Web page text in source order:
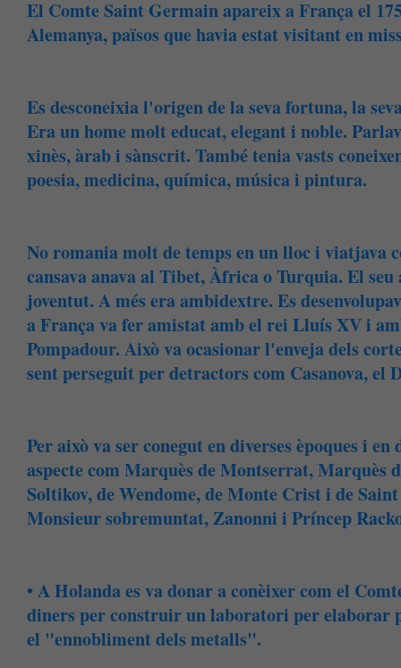
El Comte Saint Germain apareix a França el
Alemanya, països que havia estat visitant en
Es desconeixia l'origen de la seva fortuna, la
Era un home molt educat, elegant i noble.
xinès, àrab i sànscrit. També tenia vasts
poesia, medicina, química, música i pintura.
No romania molt de temps en un lloc i viatjava
cansava anava al Tibet, Àfrica o Turquia. El
joventut. A més era ambidextre. Es
a França va fer amistat amb el rei Lluís XV i
Pompadour. Això va ocasionar l'enveja dels
sent perseguit per detractors com Casanova, el
Per això va ser conegut en diverses èpoques i
aspecte com Marquès de Montserrat, Marquès
Soltikov, de Wendome, de Monte Crist i de
Monsieur sobremuntat, Zanonni i Príncep
• A Holanda es va donar a conèixer com el
diners per construir un laboratori per elaborar
el "ennobliment dels metalls".